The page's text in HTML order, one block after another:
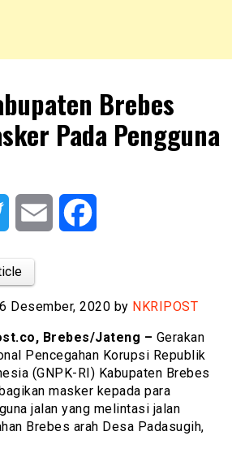
Brebes
Pada Pengguna
Twitter Email
Desember, 2020 by NKRIPOST
Brebes/Jateng – Gerakan
Pencegahan Korupsi Republik
(GNPK-RI) Kabupaten Brebes
masker kepada para
jalan yang melintasi jalan
Brebes arah Desa Padasugih,